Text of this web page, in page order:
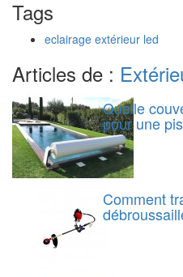
Tags
eclairage extérieur led
Articles de :
Quelle
pour une
Comment